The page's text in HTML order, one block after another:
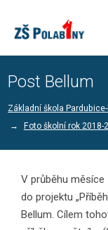
Post Bellum
Základní škola
Foto školní rok 2018-
V průběhu měsíce
do projektu
Bellum. Cílem